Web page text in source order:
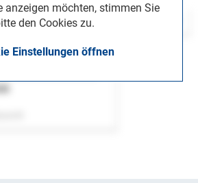
anzeigen möchten, stimmen Sie
den Cookies zu.
Einstellungen öffnen